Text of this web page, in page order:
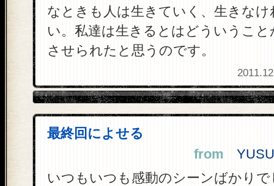
なときも人は生きていく、生きな
い。私達は生きるとはどういうこ
させられたと思うのです。
最終回によせる
from
いつもいつも感動のシーンばかり